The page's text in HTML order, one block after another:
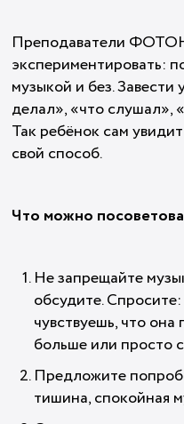
Преподаватели
экспериментировать:
музыкой и без.
делал», «что слушал»,
Так ребёнок сам
свой способ.
Что можно
Не запрещайте
обсудите.
чувствуешь, что
больше или просто
Предложите
тишина, спокойная